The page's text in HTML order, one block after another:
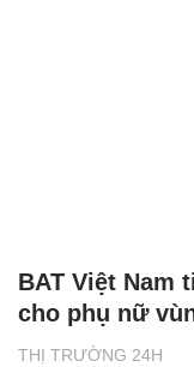
THỊ TRƯỜNG 24H
BAT Việt Nam
cho phụ nữ